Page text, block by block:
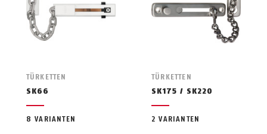
TÜRKETTEN
SK66
8 VARIANTEN
TÜRKETTEN
SK175 / SK220
2 VARIANTEN